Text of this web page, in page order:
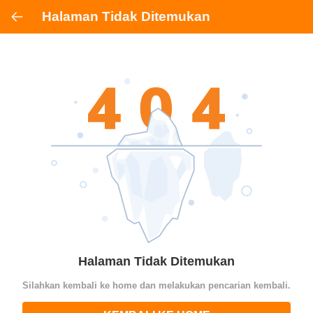
Halaman Tidak Ditemukan
Halaman Tidak Ditemukan
Silahkan kembali ke home dan melakukan pencarian kembali.